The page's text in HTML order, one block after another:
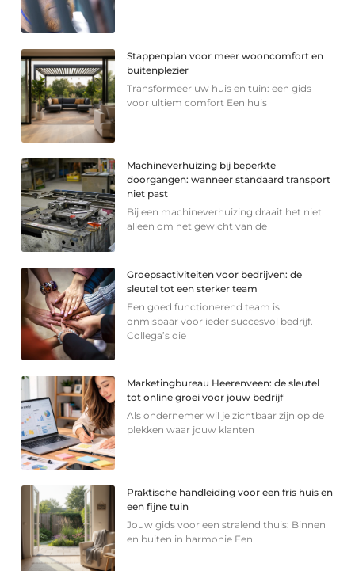
Stappenplan voor meer wooncomfort en
buitenplezier
Transformeer uw huis en tuin: een gids
voor ultiem comfort Een huis
Machineverhuizing bij beperkte
doorgangen: wanneer standaard transport
niet past
Bij een machineverhuizing draait het niet
alleen om het gewicht van de
Groepsactiviteiten voor bedrijven: de
sleutel tot een sterker team
Een goed functionerend team is
onmisbaar voor ieder succesvol bedrijf.
Collega’s die
Marketingbureau Heerenveen: de sleutel
tot online groei voor jouw bedrijf
Als ondernemer wil je zichtbaar zijn op de
plekken waar jouw klanten
Praktische handleiding voor een fris huis en
een fijne tuin
Jouw gids voor een stralend thuis: Binnen
en buiten in harmonie Een